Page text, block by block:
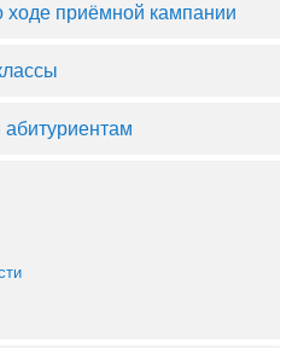
приёмной кампании